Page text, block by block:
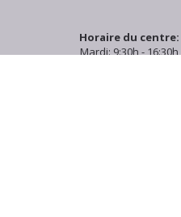
Horaire du centre:
Mardi: 9:30h - 16:30h